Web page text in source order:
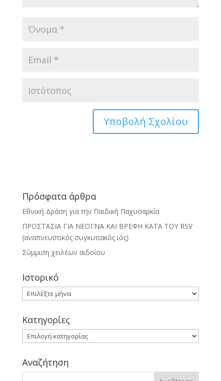
Πρόσφατα άρθρα
Εθνική Δράση για την Παιδική Παχυσαρκία
ΠΡΟΣΤΑΣΙΑ ΓΙΑ ΝΕΟΓΝΑ ΚΑΙ ΒΡΕΦΗ ΚΑΤΑ ΤΟΥ RSV
(αναπνευστικός συγκυτιακός ιός)
Σύμμιση χειλέων αιδοίου
Ιστορικό
Ιστορικό
Kατηγορίες
Kατηγορίες
Αναζήτηση